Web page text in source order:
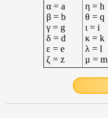
α = a
β = b
γ = g
δ = d
ε = e
ζ = z
η = h
θ = q
ι = i
κ = k
λ = l
μ = m